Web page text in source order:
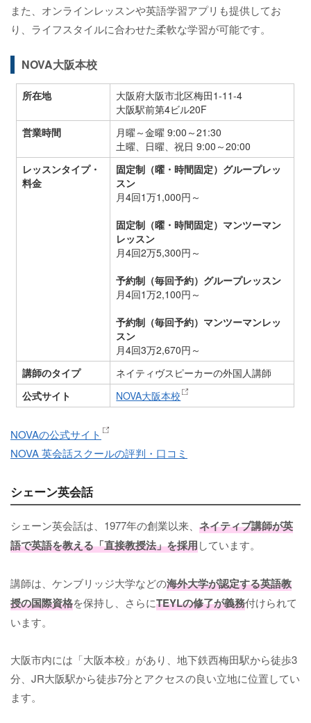
また、オンラインレッスンや英語学習アプリも提供してお
り、ライフスタイルに合わせた柔軟な学習が可能です。
NOVA大阪本校
所在地
大阪府大阪市北区梅田1-11-4
大阪駅前第4ビル20F
営業時間
月曜～金曜 9:00～21:30
土曜、日曜、祝日 9:00～20:00
レッスンタイプ・
料金
固定制（曜・時間固定）グループレッ
スン
月4回1万1,000円～
固定制（曜・時間固定）マンツーマン
レッスン
月4回2万5,300円～
予約制（毎回予約）グループレッスン
月4回1万2,100円～
予約制（毎回予約）マンツーマンレッ
スン
月4回3万2,670円～
講師のタイプ
ネイティヴスピーカーの外国人講師
公式サイト
NOVA大阪本校
NOVAの公式サイト
NOVA 英会話スクールの評判・口コミ
シェーン英会話
シェーン英会話は、1977年の創業以来、 ネイティブ講師が英
語で英語を教える「直接教授法」を採用しています。
講師は、ケンブリッジ大学などの海外大学が認定する英語教
授の国際資格を保持し、さらにTEYLの修了が義務付けられて
います。
大阪市内には「大阪本校」があり、地下鉄西梅田駅から徒歩3
分、JR大阪駅から徒歩7分とアクセスの良い立地に位置してい
ます。